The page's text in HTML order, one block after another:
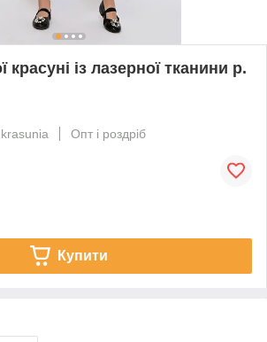
красуні із лазерної тканини р.
Опт і роздріб
Купити